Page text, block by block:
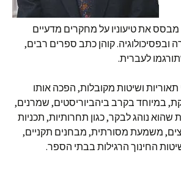
את טיעוניו על מחקרים מדעיים
ובפסיכולוגיה. קוהן כתב ספרים רבים,
לעברית.
תאוריות ושיטות מקובלות, הפכה אותו
במיוחד בקרב ביהביוריסטים, שמרנים,
שהוא נוהג לבקר, כגון תחרותיות, תכניות
משמעת מסורתית, מבחנים תקניים,
החינוך הרגילות בבתי הספר.